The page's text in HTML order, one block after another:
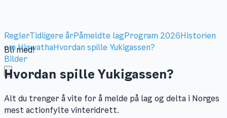
ReglerTidligere årPåmeldte lagProgram 2026Historien
om HiawathaHvordan spille Yukigassen?
Bilder
Bli med!
Hvordan spille Yukigassen?
Alt du trenger å vite for å melde på lag og delta i Norges
mest actionfylte vinteridrett.